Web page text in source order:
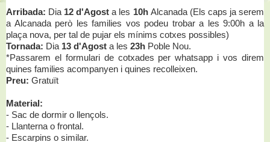
Arribada: Dia 12 d'Agosta les 10hAlcanada (Els caps ja serem
a Alcanada però les families vos podeu trobar a les 9:00h a la
plaça nova, per tal de pujar els mínims cotxes possibles)
Tornada: Dia 13 d'Agost a les 23h Poble Nou.
*Passarem el formulari de cotxades per whatsapp i vos direm
quines families acompanyen i quines recolleixen.
Preu: Gratuït
Material:
- Sac de dormir o llençols.
- Llanterna o frontal.
- Escarpins o similar.